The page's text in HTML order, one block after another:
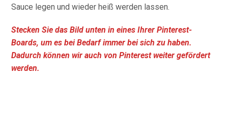
Sauce legen und wieder heiß werden lassen.
Stecken Sie das Bild unten in eines Ihrer Pinterest-
Boards, um es bei Bedarf immer bei sich zu haben.
Dadurch können wir auch von Pinterest weiter gefördert
werden.